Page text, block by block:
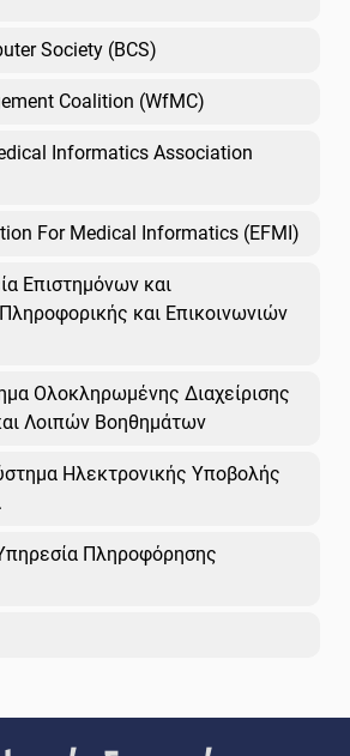
Society (BCS)
Coalition (WfMC)
Informatics Association
For Medical Informatics (EFMI)
Επιστημόνων και
και Επικοινωνιών
Ολοκληρωμένης Διαχείρισης
Λοιπών Βοηθημάτων
Ηλεκτρονικής Υποβολής
Πληροφόρησης